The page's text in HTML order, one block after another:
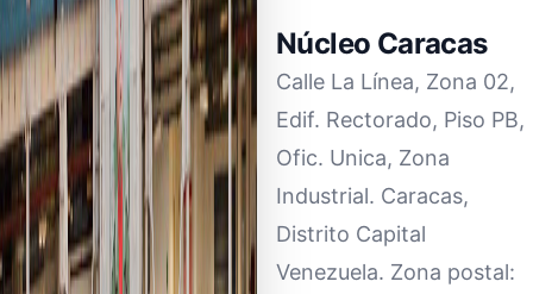
Núcleo Caracas
Calle La Línea, Zona 02,
Edif. Rectorado, Piso PB,
Ofic. Unica, Zona
Industrial. Caracas,
Distrito Capital
Venezuela. Zona postal: